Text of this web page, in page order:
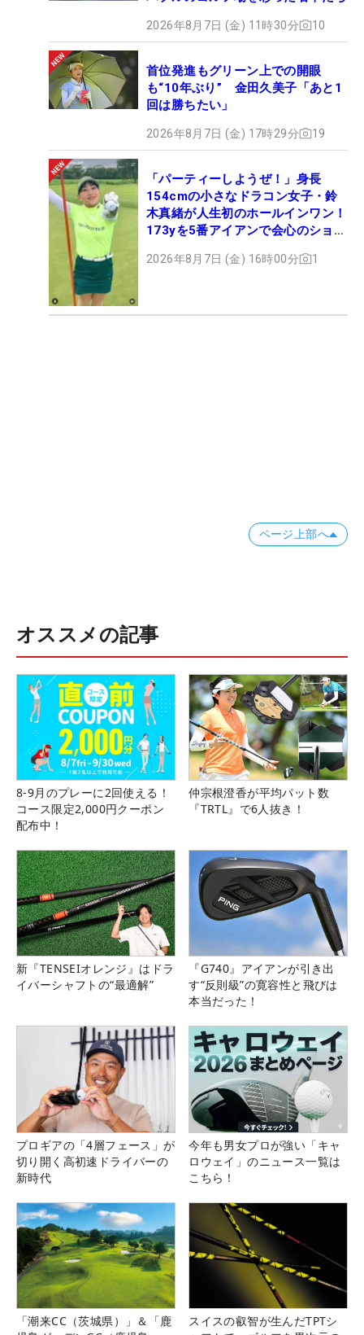
2026年8月7日 (金) 11時30分 10
首位発進もグリーン上での開眼
も“10年ぶり” 金田久美子「あと1
回は勝ちたい」
2026年8月7日 (金) 17時29分 19
「パーティーしようぜ！」身長
154cmの小さなドラコン女子・鈴
木真緒が人生初のホールインワン！
173yを5番アイアンで会心のショッ
2026年8月7日 (金) 16時00分 1
ページ上部へ
オススメの記事
8-9月のプレーに2回使える！
コース限定2,000円クーポン
配布中！
仲宗根澄香が平均パット数
『TRTL』で6人抜き！
新『TENSEIオレンジ』はドラ
イバーシャフトの“最適解”
『G740』アイアンが引き出
す“反則級”の寛容性と飛びは
本当だった！
プロギアの「4層フェース」が
切り開く高初速ドライバーの
新時代
今年も男女プロが強い「キャ
ロウェイ」のニュース一覧は
こちら！
「潮来CC（茨城県）」＆「鹿
スイスの叡智が生んだTPTシ